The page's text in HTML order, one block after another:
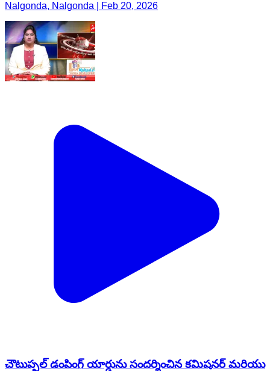
Nalgonda, Nalgonda | Feb 20, 2026
చౌటుప్పల్ డంపింగ్ యార్డును సందర్శించిన కమిషనర్ మరియు